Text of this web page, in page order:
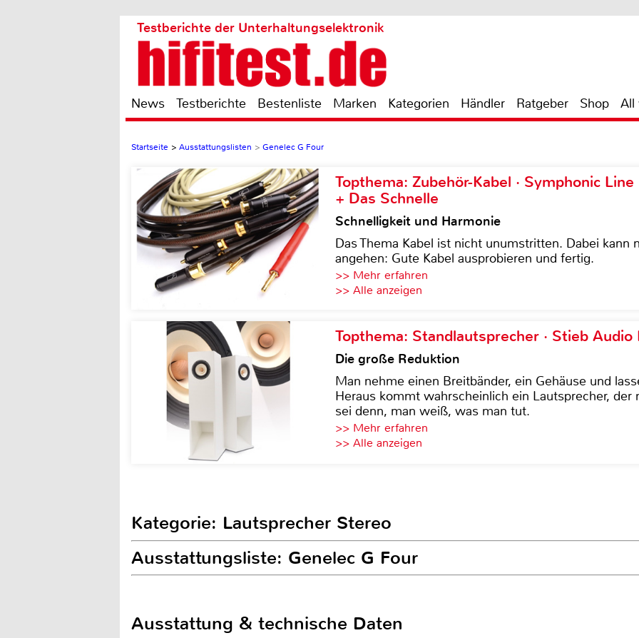
Testberichte der Unterhaltungselektronik
News Testberichte Bestenliste Marken Kategorien Händler Ratgeber Shop All
Startseite > Ausstattungslisten > Genelec G Four
Topthema: Zubehör-Kabel · Symphonic
+ Das Schnelle
Schnelligkeit und Harmonie
Das Thema Kabel ist nicht unumstritten. Dabei kann
angehen: Gute Kabel ausprobieren und fertig.
>> Mehr erfahren
>> Alle anzeigen
Topthema: Standlautsprecher · Stieb Audio
Die große Reduktion
Man nehme einen Breitbänder, ein Gehäuse und
Heraus kommt wahrscheinlich ein Lautsprecher,
sei denn, man weiß, was man tut.
>> Mehr erfahren
>> Alle anzeigen
Kategorie: Lautsprecher Stereo
Ausstattungsliste: Genelec G Four
Ausstattung & technische Daten